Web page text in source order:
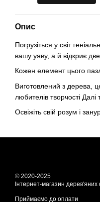
Опис
Погрузіться у світ
вашу уяву, а й відкриє
Кожен елемент цього
Виготовлений з дерева,
любителів творчості Далі
Освіжіть свій розум і
© 2020-2025
Інтернет-магазин
Приймаємо до оплати